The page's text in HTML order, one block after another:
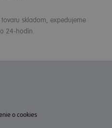
tovaru skladom, expedujeme
24-hodín.
o cookies